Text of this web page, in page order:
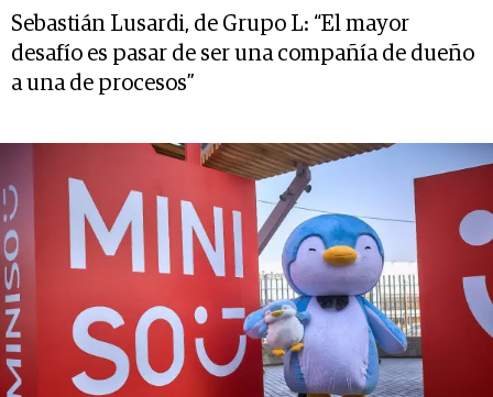
Sebastián Lusardi, de Grupo L: “El mayor
desafío es pasar de ser una compañía de dueño
a una de procesos”